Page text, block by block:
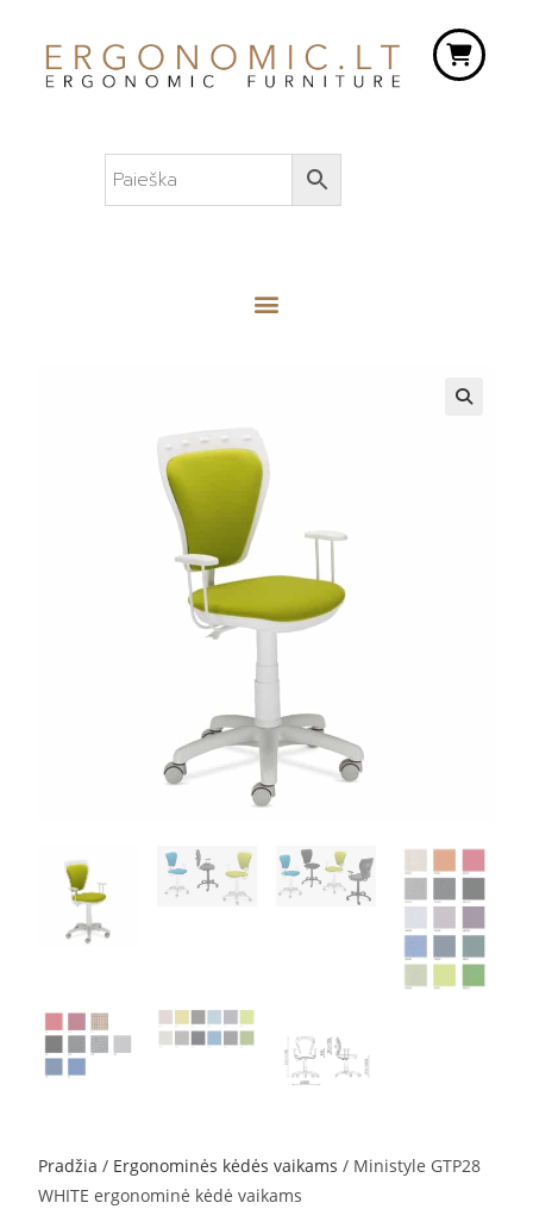
Pradžia / Ergonominės kėdės vaikams / Ministyle GTP28
WHITE ergonominė kėdė vaikams